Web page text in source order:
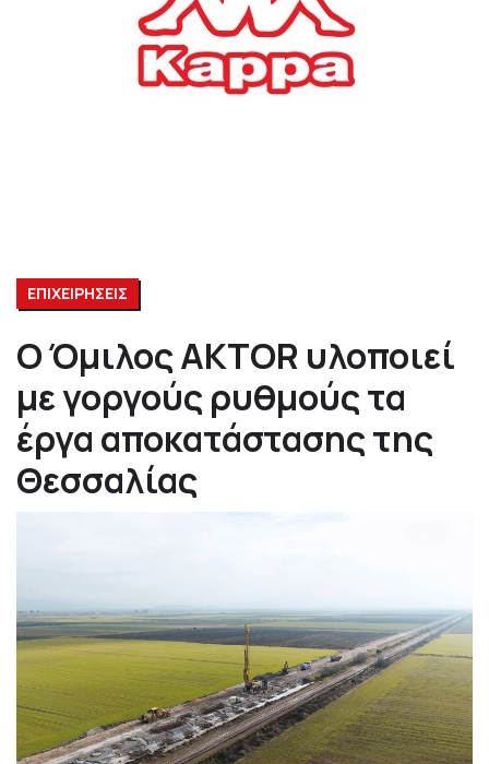
ΕΠΙΧΕΙΡΗΣΕΙΣ
Ο Όμιλος AKTOR υλοποιεί
με γοργούς ρυθμούς τα
έργα αποκατάστασης της
Θεσσαλίας